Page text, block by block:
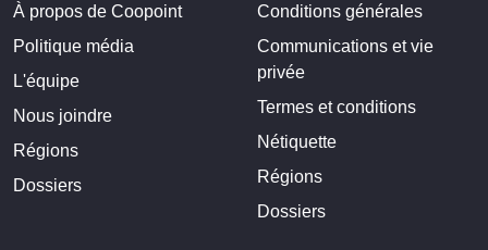
À propos de Coopoint
Politique média
L'équipe
Nous joindre
Régions
Dossiers
Conditions générales
Communications et vie
privée
Termes et conditions
Nétiquette
Régions
Dossiers